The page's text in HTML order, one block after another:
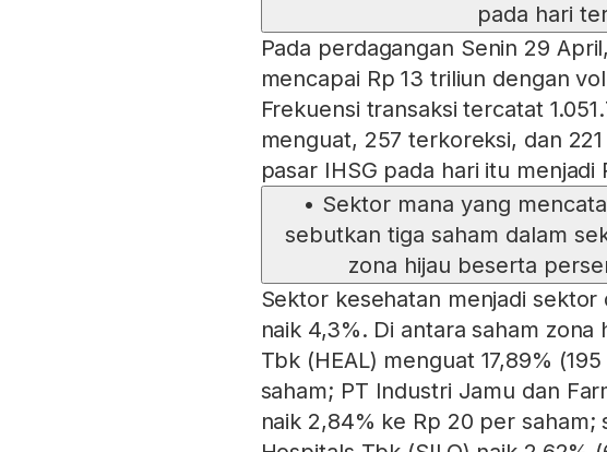
pada hari
Pada perdagangan Senin 29
mencapai Rp 13 triliun dengan
Frekuensi transaksi tercatat
menguat, 257 terkoreksi, dan
pasar IHSG pada hari itu menjadi
• Sektor mana yang
sebutkan tiga saham dalam
zona hijau beserta
Sektor kesehatan menjadi
naik 4,3%. Di antara saham
Tbk (HEAL) menguat 17,89%
saham; PT Industri Jamu dan
naik 2,84% ke Rp 20 per